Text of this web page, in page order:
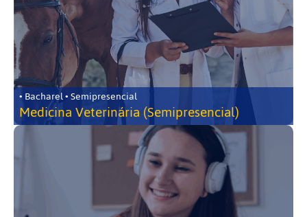
• Bacharel • Semipresencial
Medicina Veterinária (Semipresencial)